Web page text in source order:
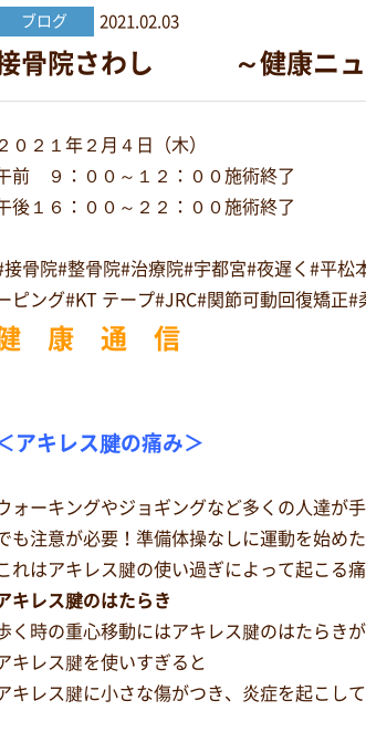
ブログ 2021.02.03
骨院さわし ～健康ニュ
２０２１年２月４日（木）
前 ９：００～１２：００施術終了
後１６：００～２２：００施術終了
接骨院#整骨院#治療院#宇都宮#夜遅く#平松
ピング#KT テープ#JRC#関節可動回復矯正
康 通 信
アキレス腱の痛み＞
ォーキングやジョギングなど多くの人達が
も注意が必要！準備体操なしに運動を始め
れはアキレス腱の使い過ぎによって起こる痛
キレス腱のはたらき
く時の重心移動にはアキレス腱のはたらき
キレス腱を使いすぎると
キレス腱に小さな傷がつき、炎症を起こし